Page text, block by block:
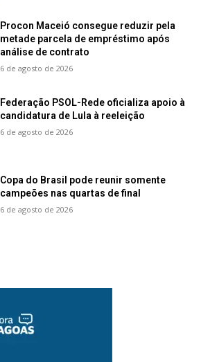
Procon Maceió consegue reduzir pela
metade parcela de empréstimo após
análise de contrato
6 de agosto de 2026
Federação PSOL-Rede oficializa apoio à
candidatura de Lula à reeleição
6 de agosto de 2026
Copa do Brasil pode reunir somente
campeões nas quartas de final
6 de agosto de 2026